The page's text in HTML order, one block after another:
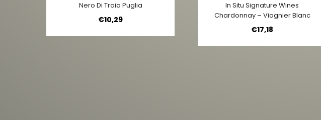
Nero Di Troia Puglia
€10,29
In Situ Signature Wines
Chardonnay – Viognier Blanc
€17,18